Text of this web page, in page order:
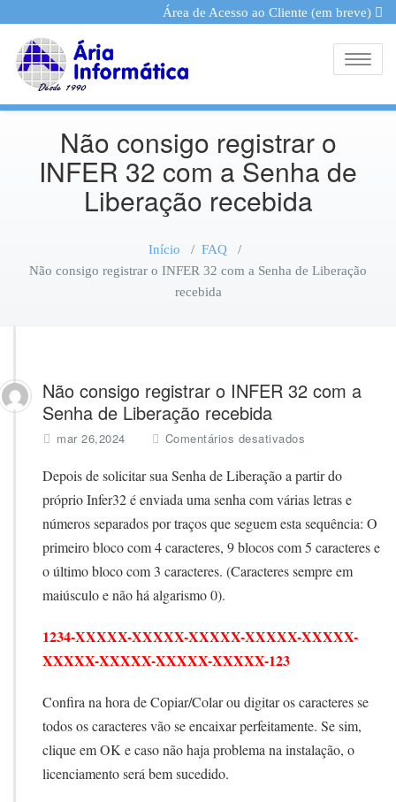
Área de Acesso ao Cliente (em breve)
Não consigo registrar o
INFER 32 com a Senha de
Liberação recebida
Início / FAQ/
Não consigo registrar o INFER 32 com a Senha de Liberação
recebida
Não consigo registrar o INFER 32 com a
Senha de Liberação recebida
mar 26,2024 Comentários desativados
N
o
c
o
s
o
i
s
r
Depois de solicitar sua Senha de Liberação a partir do
próprio Infer32 é enviada uma senha com várias letras e
números separados por traços que seguem esta sequência: O
primeiro bloco com 4 caracteres, 9 blocos com 5 caracteres e
o último bloco com 3 caracteres. (Caracteres sempre em
maiúsculo e não há algarismo 0).
1234-XXXXX-XXXXX-XXXXX-XXXXX-XXXXX-
XXXXX-XXXXX-XXXXX-XXXXX-123
Confira na hora de Copiar/Colar ou digitar os caracteres se
todos os caracteres vão se encaixar perfeitamente. Se sim,
clique em OK e caso não haja problema na instalação, o
licenciamento será bem sucedido.